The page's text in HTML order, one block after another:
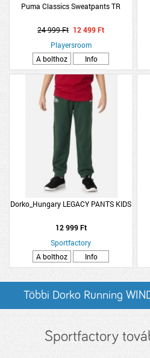
Puma Classics Sweatpants TR
24 999 Ft 12 499 Ft
Playersroom
A bolthoz
Info
Dorko_Hungary LEGACY PANTS KIDS
12 999 Ft
Sportfactory
A bolthoz
Info
Többi Dorko Running
Sportfactory